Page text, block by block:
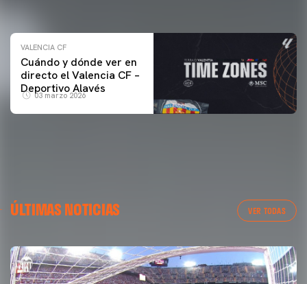
VALENCIA CF
Cuándo y dónde ver en
directo el Valencia CF –
Deportivo Alavés
03 marzo 2026
ÚLTIMAS NOTICIAS VER TODAS